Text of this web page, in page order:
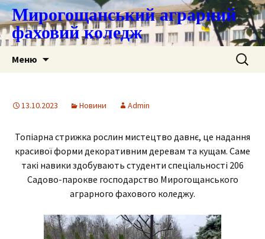
Мирогощанський аграрний
фаховий коледж
Меню Пошук:
13.10.2023 Новини Admin
Топіарна стрижка рослин мистецтво давнє, це надання
красивої форми декоративним деревам та кущам. Саме
такі навики здобувають студенти спеціальності 206
Садово-парокве господарство Мирогощанського
аграрного фахового коледжу.